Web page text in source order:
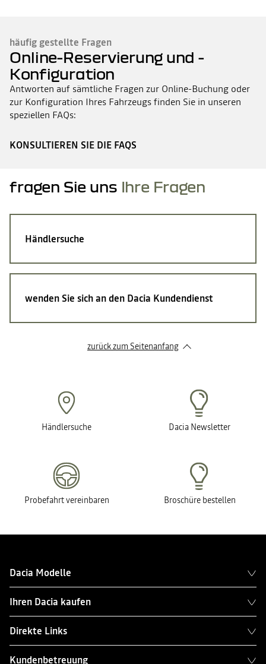
häufig gestellte Fragen
Online-Reservierung und -
Konfiguration
Antworten auf sämtliche Fragen zur Online-Buchung oder
zur Konfiguration Ihres Fahrzeugs finden Sie in unseren
speziellen FAQs:
KONSULTIEREN SIE DIE FAQS
fragen Sie uns Ihre Fragen
Händlersuche
wenden Sie sich an den Dacia Kundendienst
zurück zum Seitenanfang
Händlersuche Dacia Newsletter
Probefahrt vereinbaren Broschüre bestellen
Dacia Modelle
Ihren Dacia kaufen
Direkte Links
Kundenbetreuung